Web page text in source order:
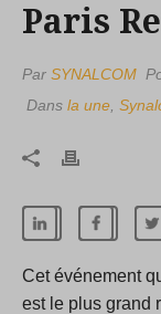
Paris
Par SYNALCOM
Dans la une
Cet événement
est le plus grand